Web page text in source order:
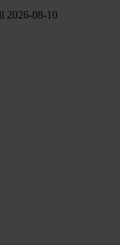
2026-08-10